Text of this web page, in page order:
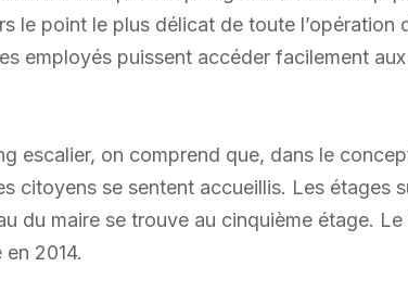
le point le plus délicat de toute l’opération
employés puissent accéder facilement
escalier, on comprend que, dans le
citoyens se sentent accueillis. Les étages
du maire se trouve au cinquième étage. Le
2014.